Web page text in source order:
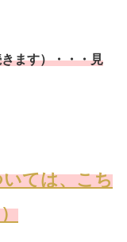
ます）・・・見
ては、こち